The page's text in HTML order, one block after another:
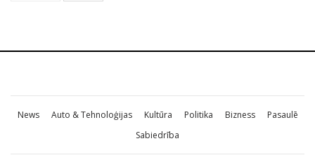
News Auto & Tehnoloģijas Kultūra Politika Bizness
Pasaulē
Sabiedrība